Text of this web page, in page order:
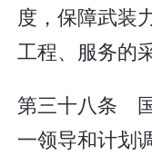
度，保障武装
工程、服务的
第三十八条
一领导和计划